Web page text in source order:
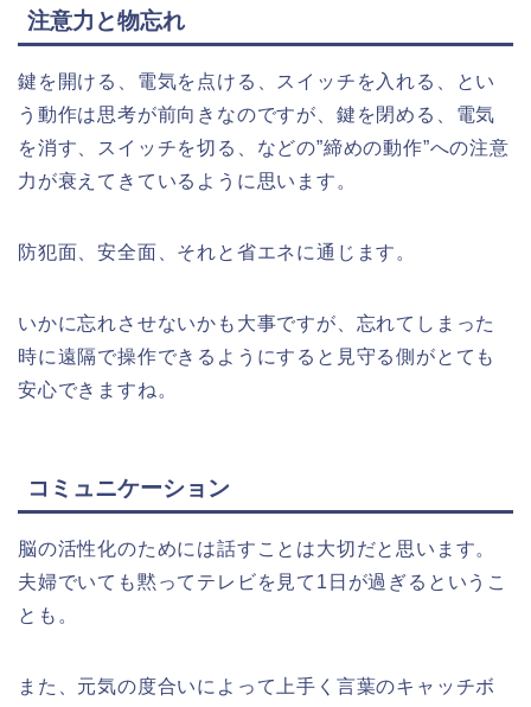
注意力と物忘れ
鍵を開ける、電気を点ける、スイッチを入れる、とい
う動作は思考が前向きなのですが、鍵を閉める、電気
を消す、スイッチを切る、などの”締めの動作”への注意
力が衰えてきているように思います。
防犯面、安全面、それと省エネに通じます。
いかに忘れさせないかも大事ですが、忘れてしまった
時に遠隔で操作できるようにすると見守る側がとても
安心できますね。
コミュニケーション
脳の活性化のためには話すことは大切だと思います。
夫婦でいても黙ってテレビを見て1日が過ぎるというこ
とも。
また、元気の度合いによって上手く言葉のキャッチボ